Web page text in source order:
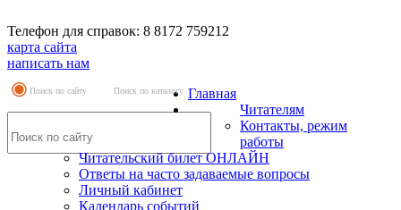
Телефон для справок: 8 8172 759212
карта сайта
написать нам
Поиск по сайту Поиск по каталогу Главная
Читателям
Контакты, режим
работы
Читательский билет ОНЛАЙН
Ответы на часто задаваемые вопросы
Личный кабинет
Календарь событий